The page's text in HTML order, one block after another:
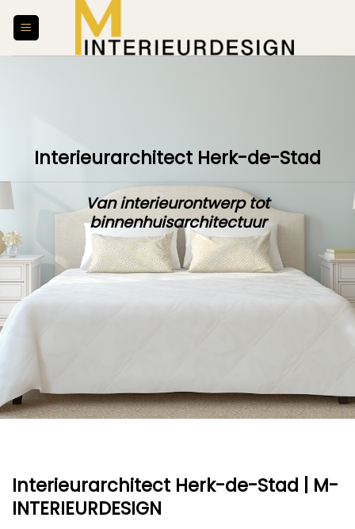
Interieurarchitect Herk-de-Stad
Van interieurontwerp tot
binnenhuisarchitectuur
Interieurarchitect Herk-de-Stad | M-
INTERIEURDESIGN